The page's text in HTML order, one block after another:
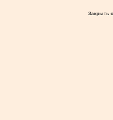
Закрыть